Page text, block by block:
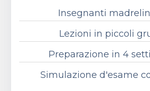
Insegnanti
Lezioni in piccoli
Preparazione in 4
Simulazione d'esame